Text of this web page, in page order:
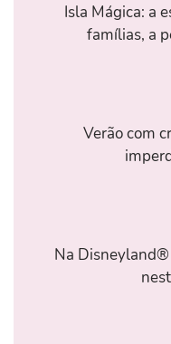
Isla Mágica: a
famílias, a
Verão com
Na Disneyland®